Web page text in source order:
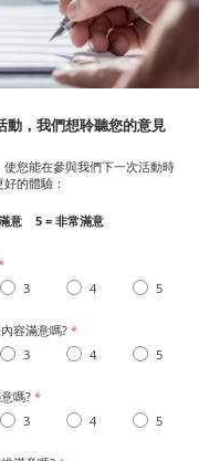
動，我們想聆聽您的意見
您能在參與我們下一次活動時
好的體驗：
意 5 = 非常滿意
3 4 5
容滿意嗎? *
3 4 5
嗎? *
3 4 5